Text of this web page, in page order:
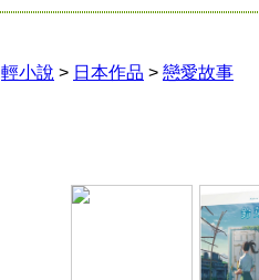
輕小說 > 日本作品 > 戀愛故事